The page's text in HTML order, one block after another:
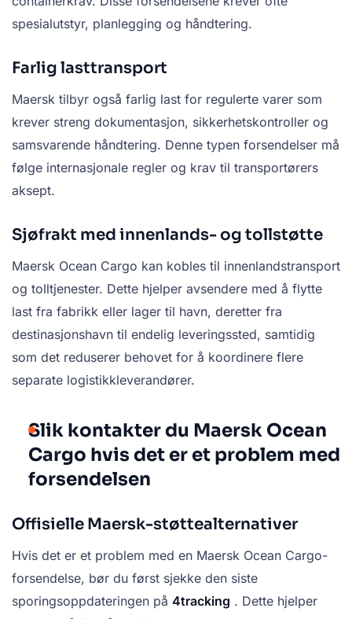
spesialutstyr, planlegging og håndtering.
Farlig lasttransport
Maersk tilbyr også farlig last for regulerte varer som
krever streng dokumentasjon, sikkerhetskontroller og
samsvarende håndtering. Denne typen forsendelser må
følge internasjonale regler og krav til transportørers
aksept.
Sjøfrakt med innenlands- og tollstøtte
Maersk Ocean Cargo kan kobles til innenlandstransport
og tolltjenester. Dette hjelper avsendere med å flytte
last fra fabrikk eller lager til havn, deretter fra
destinasjonshavn til endelig leveringssted, samtidig
som det reduserer behovet for å koordinere flere
separate logistikkleverandører.
Slik kontakter du Maersk Ocean
Cargo hvis det er et problem med
forsendelsen
Offisielle Maersk-støttealternativer
Hvis det er et problem med en Maersk Ocean Cargo-
forsendelse, bør du først sjekke den siste
sporingsoppdateringen på 4tracking . Dette hjelper